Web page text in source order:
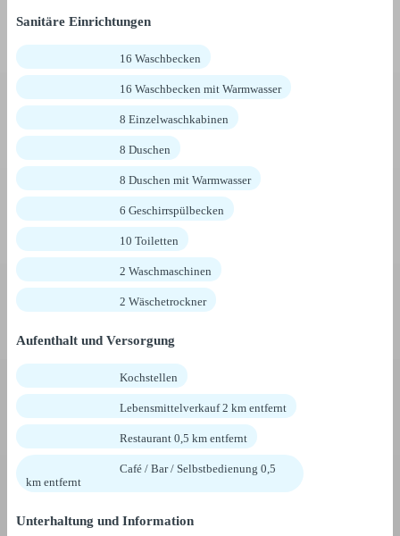
Sanitäre Einrichtungen
16 Waschbecken
16 Waschbecken mit Warmwasser
8 Einzelwaschkabinen
8 Duschen
8 Duschen mit Warmwasser
6 Geschirrspülbecken
10 Toiletten
2 Waschmaschinen
2 Wäschetrockner
Aufenthalt und Versorgung
Kochstellen
Lebensmittelverkauf 2 km entfernt
Restaurant 0,5 km entfernt
Café / Bar / Selbstbedienung 0,5
km entfernt
Unterhaltung und Information